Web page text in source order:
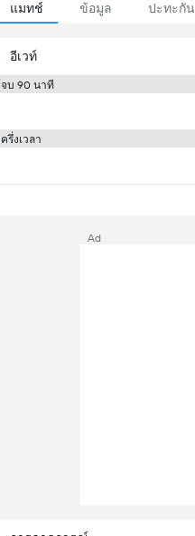
แมทช์ ข้อมูล ปะทะกัน
อีเวท์
จบ 90 นาที
ครึ่งเวลา
Ad